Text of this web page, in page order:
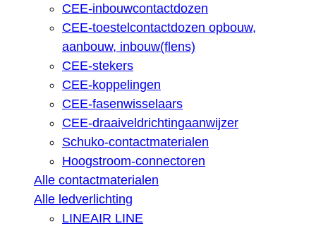
CEE-inbouwcontactdozen
CEE-toestelcontactdozen opbouw,
aanbouw, inbouw(flens)
CEE-stekers
CEE-koppelingen
CEE-fasenwisselaars
CEE-draaiveldrichtingaanwijzer
Schuko-contactmaterialen
Hoogstroom-connectoren
Alle contactmaterialen
Alle ledverlichting
LINEAIR LINE